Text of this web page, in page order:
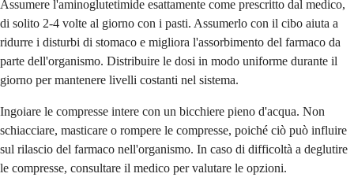
Assumere l'aminoglutetimide esattamente come prescritto dal medico,
di solito 2-4 volte al giorno con i pasti. Assumerlo con il cibo aiuta a
ridurre i disturbi di stomaco e migliora l'assorbimento del farmaco da
parte dell'organismo. Distribuire le dosi in modo uniforme durante il
giorno per mantenere livelli costanti nel sistema.
Ingoiare le compresse intere con un bicchiere pieno d'acqua. Non
schiacciare, masticare o rompere le compresse, poiché ciò può influire
sul rilascio del farmaco nell'organismo. In caso di difficoltà a deglutire
le compresse, consultare il medico per valutare le opzioni.